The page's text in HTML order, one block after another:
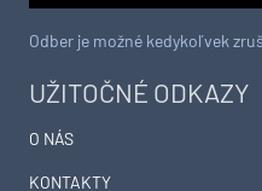
UŽITOČNÉ ODKAZY
O NÁS
KONTAKTY
Odber je možné kedykoľvek